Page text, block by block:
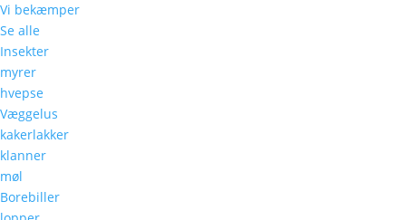
Vi bekæmper
Se alle
Insekter
myrer
hvepse
Væggelus
kakerlakker
klanner
møl
Borebiller